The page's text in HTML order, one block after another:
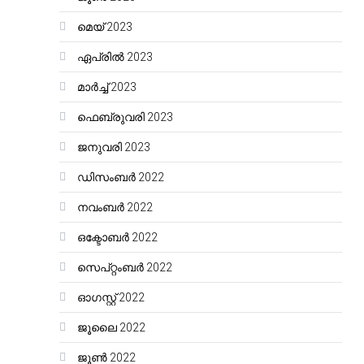
മെയ്‌ 2023
ഏപ്രിൽ 2023
മാർച്ച്‌ 2023
ഫെബ്രുവരി 2023
ജനുവരി 2023
ഡിസംബർ 2022
നവംബർ 2022
ഒക്ടോബർ 2022
സെപ്റ്റംബർ 2022
ഓഗസ്റ്റ്‌ 2022
ജൂലൈ 2022
ജൂൺ 2022